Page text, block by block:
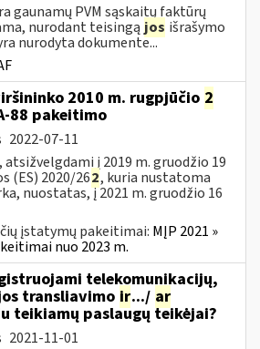
gaunamų PVM sąskaitų faktūrų
nurodant teisingą jos išrašymo
nurodyta dokumente...
2010 m. rugpjūčio 2
88 pakeitimo
2022-07-11
į 2019 m. gruodžio 19
(ES) 2020/262, kuria nustatoma
nuostatas, į 2021 m. gruodžio 16
įstatymų pakeitimai: MĮP 2021 »
nuo 2023 m.
telekomunikacijų,
transliavimo ir.../ ar
teikiamų paslaugų teikėjai?
2021-11-01